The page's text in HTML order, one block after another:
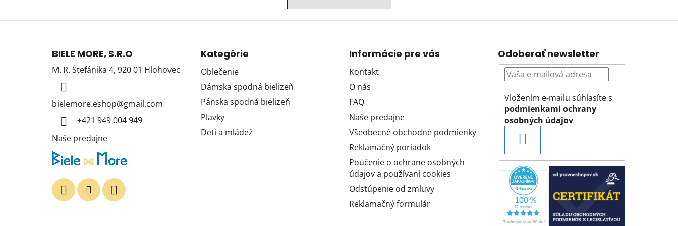
BIELE MORE, S.R.O
M. R. Štefánika 4, 920 01 Hlohovec
bielemore.eshop@gmail.com
+421 949 004 949
Naše predajne
Kategórie
Oblečenie
Dámska spodná bielizeň
Pánska spodná bielizeň
Plavky
Deti a mládež
Informácie pre vás
Kontakt
O nás
FAQ
Naše predajne
Všeobecné obchodné podmienky
Reklamačný poriadok
Poučenie o ochrane osobných
údajov a používaní cookies
Odstúpenie od zmluvy
Reklamačný formulár
Odoberať newsletter
Vložením e-mailu súhlasíte s
podmienkami ochrany
osobných údajov
SA